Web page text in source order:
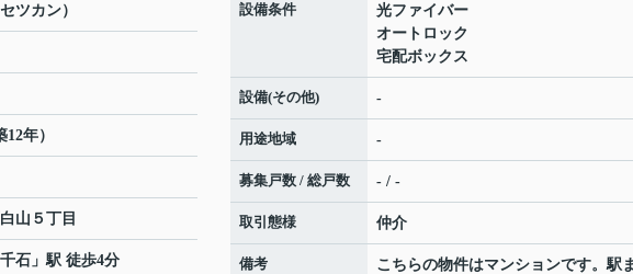
ツカン）
年）
白山 ５丁目
千石 」駅 徒歩4分
設備条件
光ファイバー
オートロック
宅配ボックス
設備(その他) -
用途地域 -
募集戸数 / 総戸数 - / -
取引態様 仲介
備考
こちらの物件はマンションです。駅